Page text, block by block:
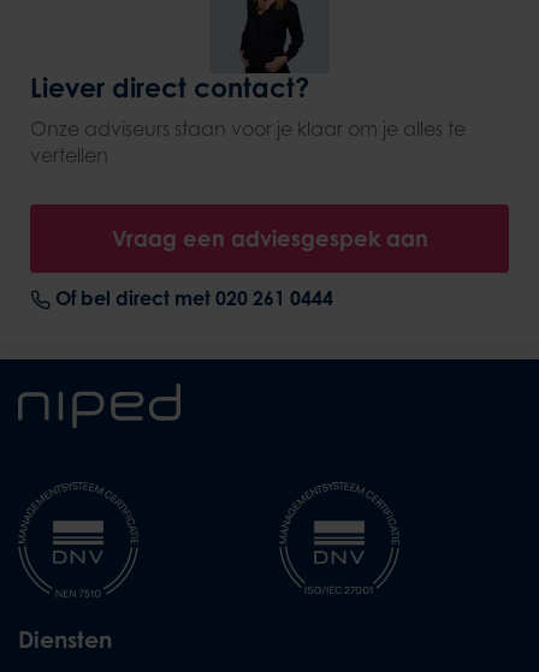
Liever direct contact?
Onze adviseurs staan voor je klaar om je alles te
vertellen
Vraag een adviesgespek aan
Of bel direct met 020 261 0444
Diensten